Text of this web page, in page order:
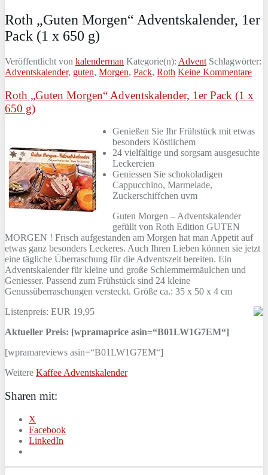
Roth „Guten Morgen“ Adventskalender, 1er
Pack (1 x 650 g)
Veröffentlicht von kalenderman Kategorie(n): Advent Schlagwörter:
Adventskalender, guten, Morgen, Pack, Roth Keine Kommentare
Roth „Guten Morgen“ Adventskalender, 1er Pack (1 x
650 g)
Genießen Sie Ihr Frühstück mit etwas
besonders Köstlichem
24 vielfältige und sorgsam ausgesuchte
Leckereien
Geniessen Sie schokoladigen
Cappucchino, Marmelade,
Zuckerschiffchen uvm
Guten Morgen – Adventskalender
gefüllt von Roth Edition GUTEN
MORGEN ! Frisch aufgestanden am Morgen hat man Appetit auf
etwas ganz besonders Leckeres. Auch Ihren Lieben können sie jetzt
eine tägliche Überraschung für die Adventszeit bereiten. Ein
Adventskalender für kleine und große Schlemmermäulchen und
Geniesser. Passend zum Frühstück sind 24 kleine
Genussüberraschungen versteckt. Größe ca.: 35 x 50 x 4 cm
Listenpreis: EUR 19,95
Aktueller Preis: [wpramaprice asin=“B01LW1G7EM“]
[wpramareviews asin=“B01LW1G7EM“]
Weitere Kaffee Adventskalender
Sharen mit:
X
Facebook
LinkedIn